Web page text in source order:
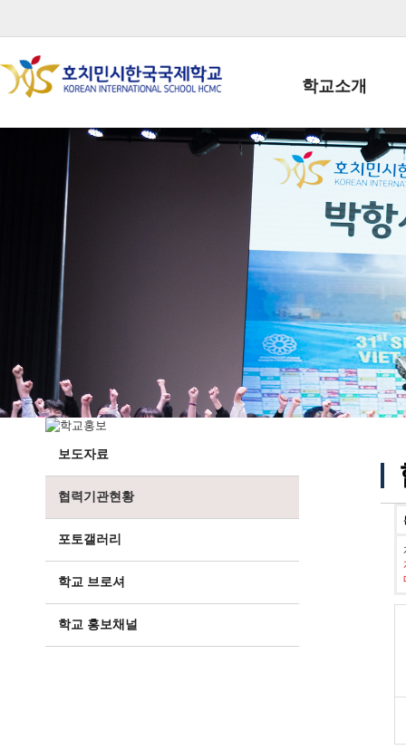
학교소개
학교장인사말
학생회장인사말
학교상징
학교 CI
교직원현황
학생현황
위치/전화
전경사진
보도자료
협력기관현황
포토갤러리
학교 브로셔
학교 홍보채널